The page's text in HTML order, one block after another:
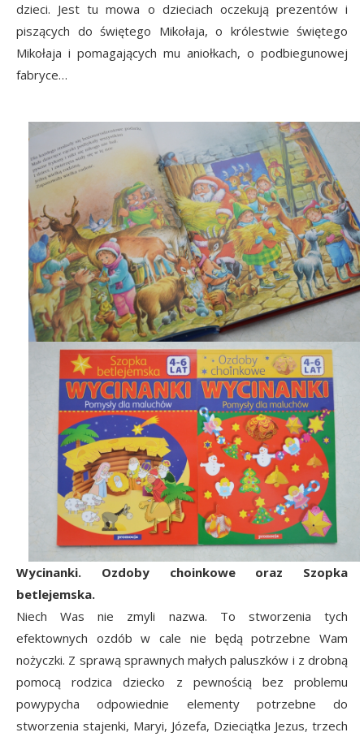
dzieci. Jest tu mowa o dzieciach oczekują prezentów i
piszących do świętego Mikołaja, o królestwie świętego
Mikołaja i pomagających mu aniołkach, o podbiegunowej
fabryce…
Wycinanki. Ozdoby choinkowe oraz Szopka
betlejemska.
Niech Was nie zmyli nazwa. To stworzenia tych
efektownych ozdób w cale nie będą potrzebne Wam
nożyczki. Z sprawą sprawnych małych paluszków i z drobną
pomocą rodzica dziecko z pewnością bez problemu
powypycha odpowiednie elementy potrzebne do
stworzenia stajenki, Maryi, Józefa, Dzieciątka Jezus, trzech